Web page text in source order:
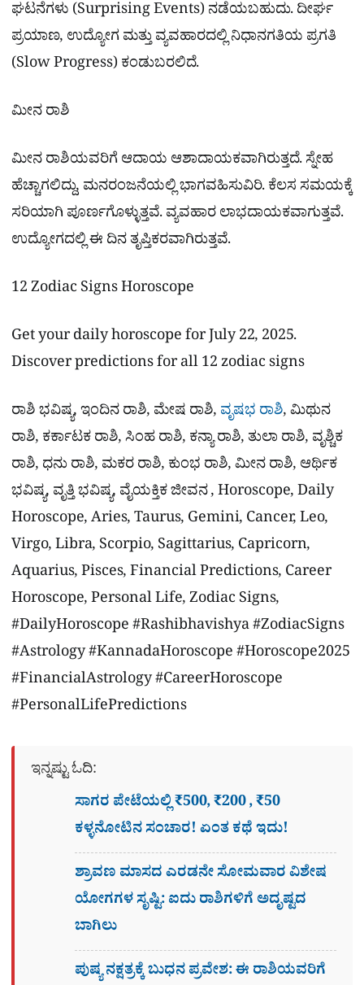
ಘಟನೆಗಳು (Surprising Events) ನಡೆಯಬಹುದು. ದೀರ್ಘ
ಪ್ರಯಾಣ, ಉದ್ಯೋಗ ಮತ್ತು ವ್ಯವಹಾರದಲ್ಲಿ ನಿಧಾನಗತಿಯ ಪ್ರಗತಿ
(Slow Progress) ಕಂಡುಬರಲಿದೆ.
ಮೀನ ರಾಶಿ
ಮೀನ ರಾಶಿಯವರಿಗೆ ಆದಾಯ ಆಶಾದಾಯಕವಾಗಿರುತ್ತದೆ. ಸ್ನೇಹ
ಹೆಚ್ಚಾಗಲಿದ್ದು, ಮನರಂಜನೆಯಲ್ಲಿ ಭಾಗವಹಿಸುವಿರಿ. ಕೆಲಸ ಸಮಯಕ್ಕೆ
ಸರಿಯಾಗಿ ಪೂರ್ಣಗೊಳ್ಳುತ್ತವೆ. ವ್ಯವಹಾರ ಲಾಭದಾಯಕವಾಗುತ್ತವೆ.
ಉದ್ಯೋಗದಲ್ಲಿ ಈ ದಿನ ತೃಪ್ತಿಕರವಾಗಿರುತ್ತವೆ.
12 Zodiac Signs Horoscope
Get your daily horoscope for July 22, 2025.
Discover predictions for all 12 zodiac signs
ರಾಶಿ ಭವಿಷ್ಯ, ಇಂದಿನ ರಾಶಿ, ಮೇಷ ರಾಶಿ, ವೃಷಭ ರಾಶಿ, ಮಿಥುನ
ರಾಶಿ, ಕರ್ಕಾಟಕ ರಾಶಿ, ಸಿಂಹ ರಾಶಿ, ಕನ್ಯಾ ರಾಶಿ, ತುಲಾ ರಾಶಿ, ವೃಶ್ಚಿಕ
ರಾಶಿ, ಧನು ರಾಶಿ, ಮಕರ ರಾಶಿ, ಕುಂಭ ರಾಶಿ, ಮೀನ ರಾಶಿ, ಆರ್ಥಿಕ
ಭವಿಷ್ಯ, ವೃತ್ತಿ ಭವಿಷ್ಯ, ವೈಯಕ್ತಿಕ ಜೀವನ , Horoscope, Daily
Horoscope, Aries, Taurus, Gemini, Cancer, Leo,
Virgo, Libra, Scorpio, Sagittarius, Capricorn,
Aquarius, Pisces, Financial Predictions, Career
Horoscope, Personal Life, Zodiac Signs,
#DailyHoroscope #Rashibhavishya #ZodiacSigns
#Astrology #KannadaHoroscope #Horoscope2025
#FinancialAstrology #CareerHoroscope
#PersonalLifePredictions
ಇನ್ನಷ್ಟು ಓದಿ:
ಸಾಗರ ಪೇಟೆಯಲ್ಲಿ ₹500, ₹200 , ₹50
ಕಳ್ಳನೋಟಿನ ಸಂಚಾರ! ಏಂತ ಕಥೆ ಇದು!
ಶ್ರಾವಣ ಮಾಸದ ಎರಡನೇ ಸೋಮವಾರ ವಿಶೇಷ
ಯೋಗಗಳ ಸೃಷ್ಟಿ: ಐದು ರಾಶಿಗಳಿಗೆ ಅದೃಷ್ಟದ
ಬಾಗಿಲು
ಪುಷ್ಯ ನಕ್ಷತ್ರಕ್ಕೆ ಬುಧನ ಪ್ರವೇಶ: ಈ ರಾಶಿಯವರಿಗೆ